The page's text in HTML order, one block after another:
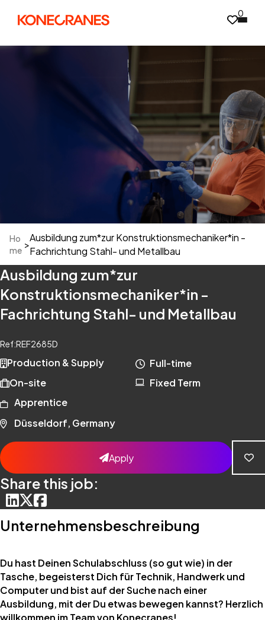
0
Ho
me >
Ausbildung zum*zur Konstruktionsmechaniker*in -
Fachrichtung Stahl- und Metallbau
Ausbildung zum*zur
Konstruktionsmechaniker*in -
Fachrichtung Stahl- und Metallbau
Ref:REF2685D
Production & Supply
Full-time
On-site
Fixed Term
Apprentice
Düsseldorf, Germany
Apply
Share this job:
Unternehmensbeschreibung
Du hast Deinen Schulabschluss (so gut wie) in der
Tasche, begeisterst Dich für Technik, Handwerk und
Computer und bist auf der Suche nach einer
Ausbildung, mit der Du etwas bewegen kannst? Herzlich
willkommen im Team von Konecranes!